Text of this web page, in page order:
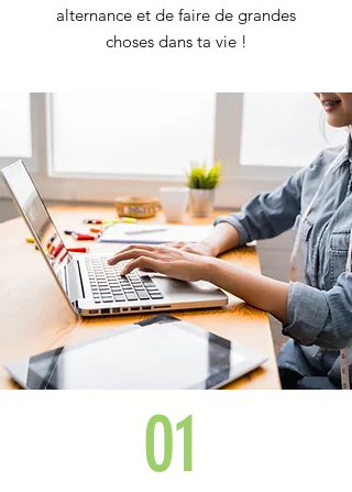
alternance et de faire de grandes
choses dans ta vie !
01